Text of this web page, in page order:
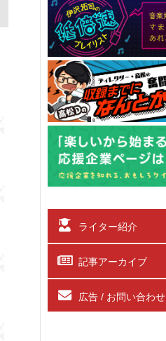
ライター紹介
記事アーカイブ
広告 / お問い合わせ